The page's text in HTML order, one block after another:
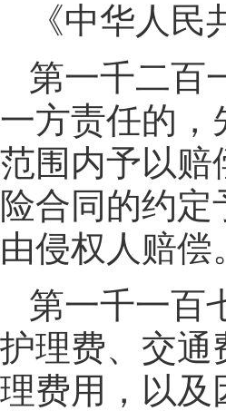
《中华人
第一千二百
一方责任的，
范围内予以赔
险合同的约
由侵权人赔偿
第一千一百
护理费、交通
理费用，以及